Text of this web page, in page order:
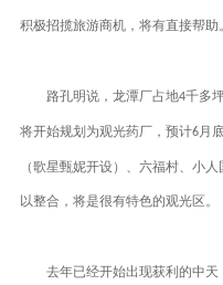
积极招揽旅游商机，将有直接帮助。
路孔明说，龙潭厂占地4千多
将开始规划为观光药厂，预计6月
（歌星甄妮开设）、六福村、小
以整合，将是很有特色的观光区。
去年已经开始出现获利的中天